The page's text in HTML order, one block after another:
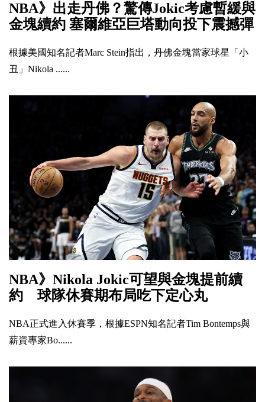
NBA》出走丹佛？驚傳Jokic考慮暫緩與
金塊續約 塞爾維亞巨塔動向投下震撼彈
根據美國知名記者Marc Stein指出，丹佛金塊當家球星「小
丑」Nikola ......
NBA》Nikola Jokic可望與金塊提前續
約 球隊休賽期布局吃下定心丸
NBA正式進入休賽季，根據ESPN知名記者Tim Bontemps與
薪資專家Bo......